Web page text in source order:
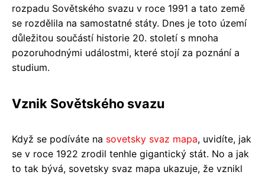
rozpadu Sovětského svazu v roce 1991 a tato země
se rozdělila na samostatné státy. Dnes je toto území
důležitou součástí historie 20. století s mnoha
pozoruhodnými událostmi, které stojí za poznání a
studium.
Vznik Sovětského svazu
Když se podíváte na sovetsky svaz mapa, uvidíte, jak
se v roce 1922 zrodil tenhle gigantický stát. No a jak
to tak bývá, sovetsky svaz mapa ukazuje, že vznikl